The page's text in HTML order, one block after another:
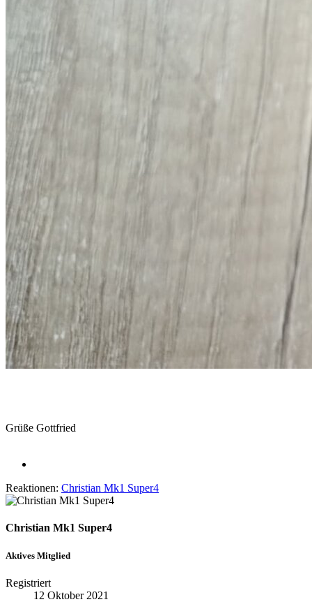
Grüße Gottfried
Reaktionen: Christian Mk1 Super4
Christian Mk1 Super4
Aktives Mitglied
Registriert
12 Oktober 2021